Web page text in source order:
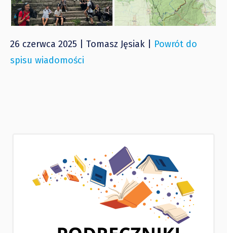
26 czerwca 2025 | Tomasz Jęsiak | Powrót do
spisu wiadomości